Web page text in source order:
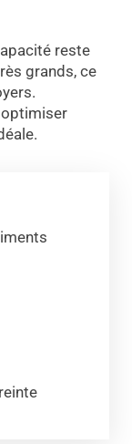
reste
grands, ce
optimiser